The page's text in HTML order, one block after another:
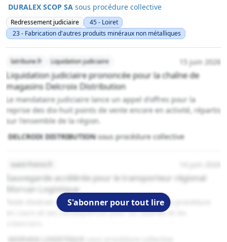
DURALEX SCOP SA sous procédure collective
Redressement judiciaire
45 - Loiret
23 - Fabrication d'autres produits minéraux non métalliques
latribune.fr Liquidation judiciaire 15 juin 2026
Liquidation judiciaire prononcée pour la chaîne de
magasins Delcroix Distribution
Le mandataire judiciaire lance un appel d'offres pour la
reprise des dix-huit points de vente encore en activité, répartis
sur l'ensemble de la région.
DELCROIX DISTRIBUTIONsous procédure collective
ouest-france.fr
Sauvegarde accélérée pour le transporteur régional
Morvan Logistique
Texte d'extrait de l'article de presse présentant la procédure
en cours et ses conséquences pour les salariés et les
MORVAN LOGISTIQUE
S'abonner pour tout lire